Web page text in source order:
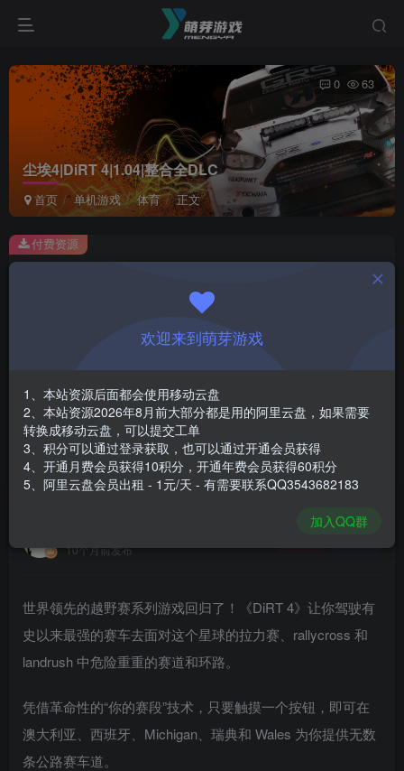
尘埃4|DiRT 4|1.04|整合全DLC
首页 单机游戏 体育 正文
0 63
此内容为付费资源，请付费后查看
￥1
免费
登录购买
安装包大小
游戏本体大小
35.77 GB
付费资源
10个月前发布
世界领先的越野赛系列游戏回归了！《DiRT 4》让你驾驶有
史以来最强的赛车去面对这个星球的拉力赛、rallycross 和
landrush 中危险重重的赛道和环路。
凭借革命性的“你的赛段”技术，只要触摸一个按钮，即可在
澳大利亚、西班牙、Michigan、瑞典和 Wales 为你提供无数
条公路赛车道。
欢迎来到萌芽游戏
1、本站资源后面都会使用移动云盘
2、本站资源2026年8月前大部分都是用的阿里云盘，如果需要
转换成移动云盘，可以提交工单
3、积分可以通过登录获取，也可以通过开通会员获得
4、开通月费会员获得10积分，开通年费会员获得60积分
5、阿里云盘会员出租 - 1元/天 - 有需要联系QQ3543682183
加入QQ群